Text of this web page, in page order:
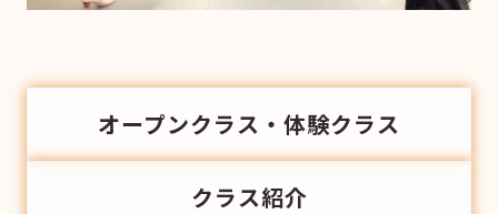
オープンクラス・体験クラス
クラス紹介